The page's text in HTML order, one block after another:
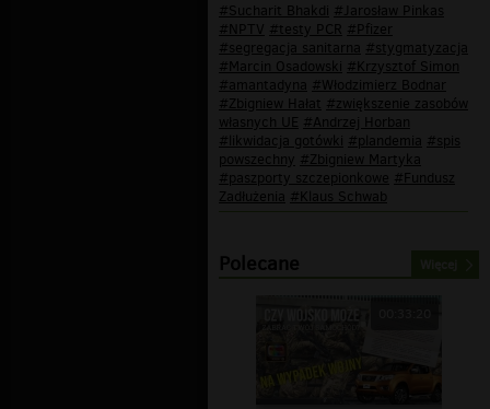
#Sucharit Bhakdi #Jarosław Pinkas
#NPTV #testy PCR #Pfizer
#segregacja sanitarna #stygmatyzacja
#Marcin Osadowski #Krzysztof Simon
#amantadyna #Włodzimierz Bodnar
#Zbigniew Hałat #zwiększenie zasobów
własnych UE #Andrzej Horban
#likwidacja gotówki #plandemia #spis
powszechny #Zbigniew Martyka
#paszporty szczepionkowe #Fundusz
Zadłużenia #Klaus Schwab
Polecane